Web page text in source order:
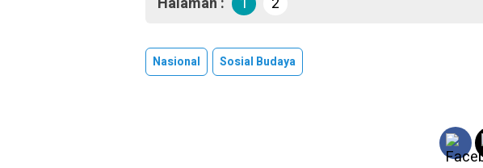
Nasional Sosial Budaya